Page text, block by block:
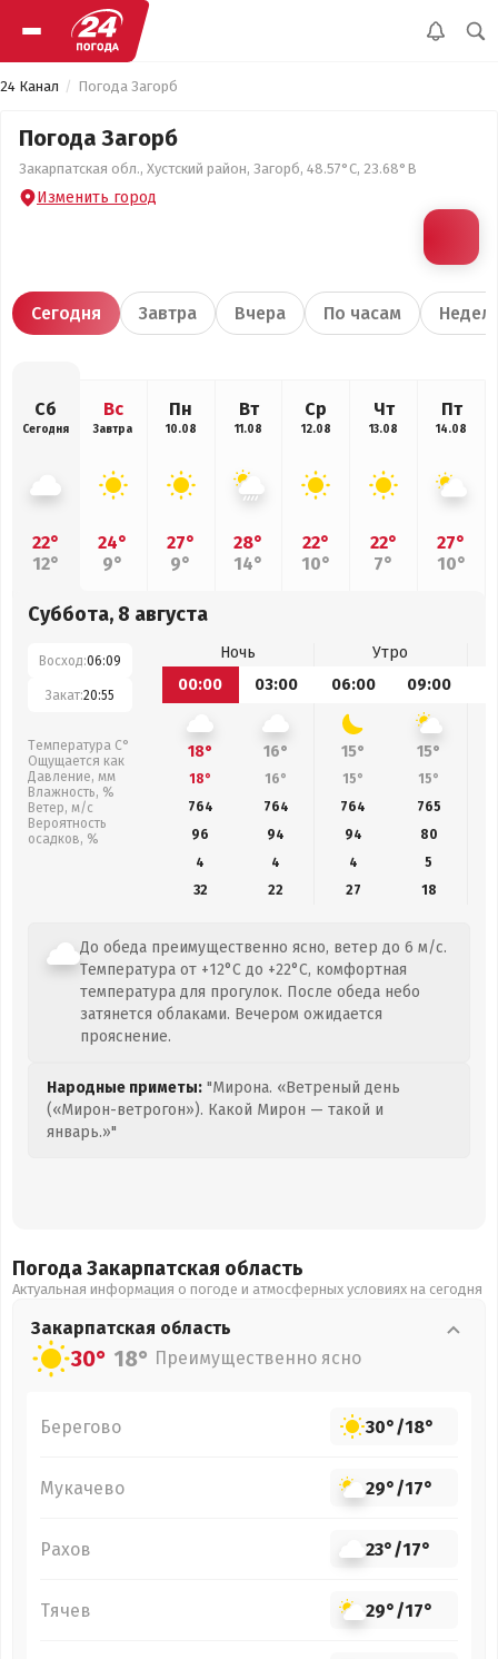
24 Канал Погода Загорб
Погода Загорб
Закарпатская обл., Хустский район, Загорб, 48.57°С, 23.68°В
Изменить город
Сегодня Завтра Вчера По часам
Сб
Сегодня
22°
12°
Вс
Завтра
24°
9°
Пн
10.08
27°
9°
Вт
11.08
28°
14°
Ср
12.08
22°
10°
Чт
13.08
22°
7°
Пт
14.08
27°
10°
Суббота, 8 августа
Восход:06:09
Закат:20:55
Температура С°
Ощущается как
Давление, мм
Влажность, %
Ветер, м/с
Вероятность
осадков, %
Ночь
Утро
00:00
03:00 06:00 09:00
18° 16° 15° 15°
18° 16° 15° 15°
764
764 764 765
96
94 94
80
4
4 4
5
32
22 27 18
До обеда преимущественно ясно, ветер до 6 м/с.
Температура от +12°C до +22°C, комфортная
температура для прогулок. После обеда небо
затянется облаками. Вечером ожидается
прояснение.
Народные приметы: "Мирона. «Ветреный день
(«Мирон-ветрогон»). Какой Мирон — такой и
январь.»"
Погода Закарпатская область
Актуальная информация о погоде и атмосферных условиях на сегодня
Закарпатская область
30° 18° Преимущественно ясно
Берегово 30°/18°
Мукачево 29°/17°
Рахов 23°/17°
Тячев 29°/17°